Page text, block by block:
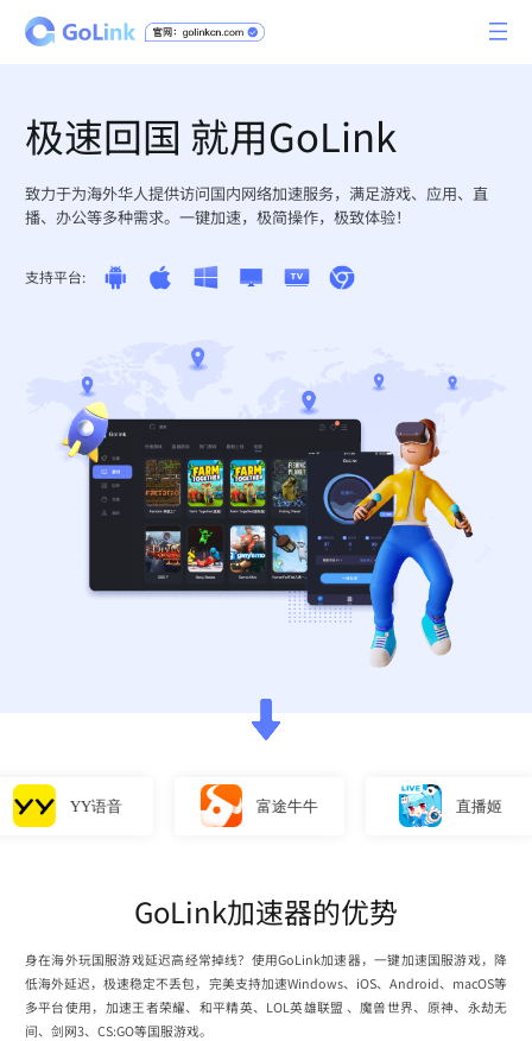
极速回国 就用GoLink
致力于为海外华人提供访问国内网络加速服务，满足游戏、应用、直
播、办公等多种需求。一键加速，极简操作，极致体验！
支持平台:
YY语音 富途牛牛 直播姬
GoLink加速器的优势
身在海外玩国服游戏延迟高经常掉线？使用GoLink加速器，一键加速国服游戏，降
低海外延迟，极速稳定不丢包，完美支持加速Windows、iOS、Android、macOS等
多平台使用，加速王者荣耀、和平精英、LOL英雄联盟 、魔兽世界、原神、永劫无
间、剑网3、CS:GO等国服游戏。